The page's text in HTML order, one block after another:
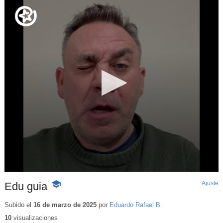
Edu guia -
educativo
Ajuste
Subido el 16 de marzo de 2025por Eduardo Rafael B.
10visualizaciones